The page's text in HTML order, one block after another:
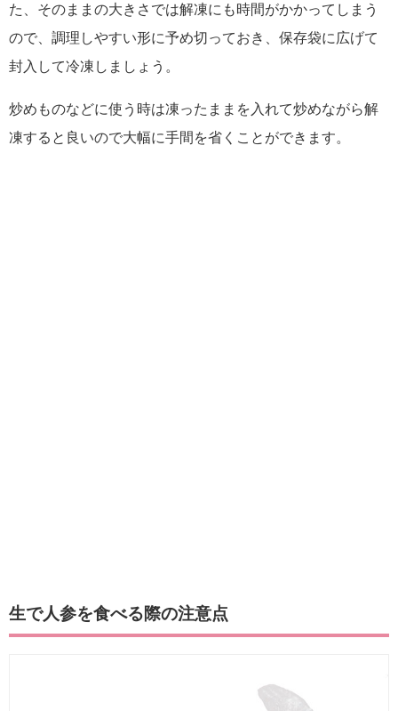
た、そのままの大きさでは解凍にも時間がかかってしまう
ので、調理しやすい形に予め切っておき、保存袋に広げて
封入して冷凍しましょう。
炒めものなどに使う時は凍ったままを入れて炒めながら解
凍すると良いので大幅に手間を省くことができます。
生で人参を食べる際の注意点